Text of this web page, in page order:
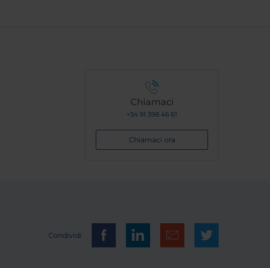
Chiamaci
+34 91 398 46 61
Chiamaci ora
Condividi